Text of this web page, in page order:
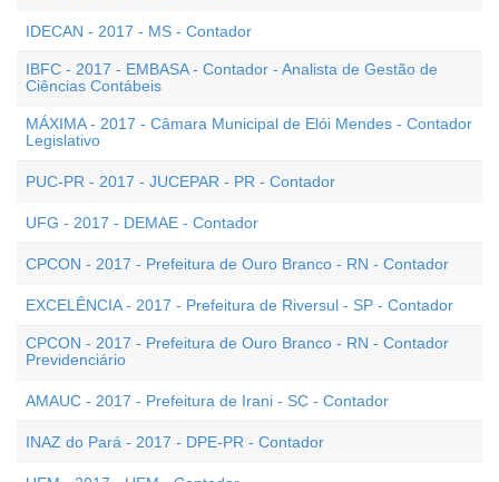
IDECAN - 2017 - MS - Contador
IBFC - 2017 - EMBASA - Contador - Analista de Gestão de
Ciências Contábeis
MÁXIMA - 2017 - Câmara Municipal de Elói Mendes - Contador
Legislativo
PUC-PR - 2017 - JUCEPAR - PR - Contador
UFG - 2017 - DEMAE - Contador
CPCON - 2017 - Prefeitura de Ouro Branco - RN - Contador
EXCELÊNCIA - 2017 - Prefeitura de Riversul - SP - Contador
CPCON - 2017 - Prefeitura de Ouro Branco - RN - Contador
Previdenciário
AMAUC - 2017 - Prefeitura de Irani - SC - Contador
INAZ do Pará - 2017 - DPE-PR - Contador